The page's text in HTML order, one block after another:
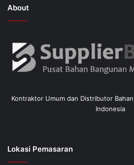
About
Kontraktor Umum dan Distributor
Indonesia
Lokasi Pemasaran